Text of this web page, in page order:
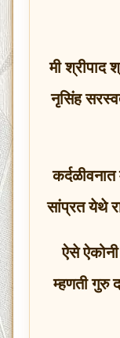
मी श्रीपाद
नृसिंह
सांप्रत येथे
ऐसे
म्हणती गुरु